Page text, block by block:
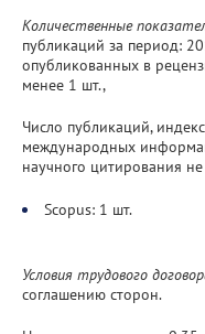
Количественные
публикаций за период:
опубликованных в
менее 1 шт.,
Число публикаций,
международных
научного цитирования
Scopus: 1 шт.
Условия трудового
соглашению сторон.